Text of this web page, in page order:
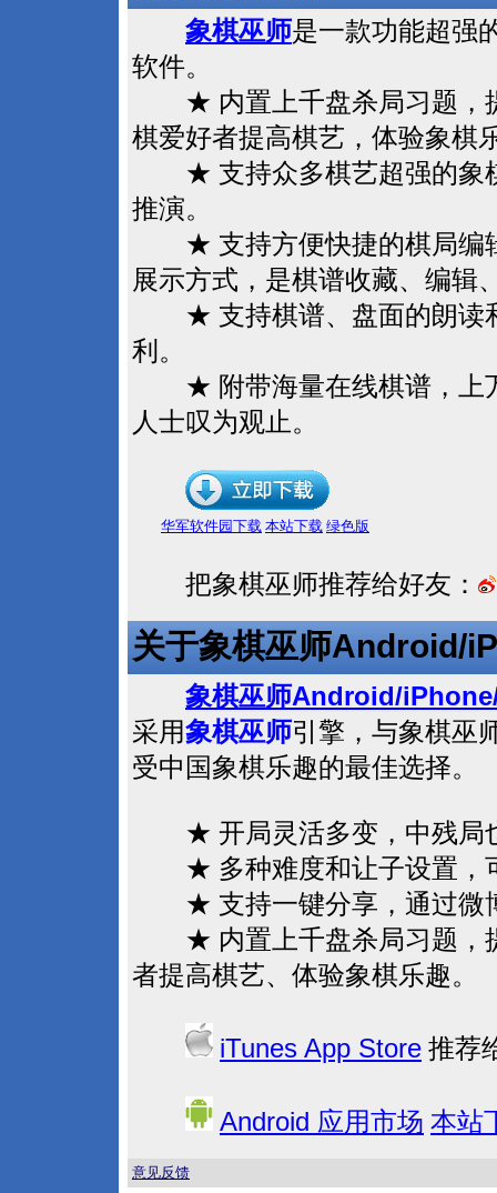
象棋巫师是一款功能超强
软件。
★ 内置上千盘杀局习题，提
棋爱好者提高棋艺，体验象棋
★ 支持众多棋艺超强的象棋
推演。
★ 支持方便快捷的棋局编辑
展示方式，是棋谱收藏、编辑
★ 支持棋谱、盘面的朗读和
利。
★ 附带海量在线棋谱，上
人士叹为观止。
华军软件园下载 本站下载 绿色版
把象棋巫师推荐给好友：
关于象棋巫师Android/
象棋巫师Android/
采用象棋巫师引擎，与象棋巫
受中国象棋乐趣的最佳选择。
★ 开局灵活多变，中残局
★ 多种难度和让子设置，
★ 支持一键分享，通过微博
★ 内置上千盘杀局习题，提
者提高棋艺、体验象棋乐趣。
iTunes App Store 推荐
Android 应用市场 本站
意见反馈